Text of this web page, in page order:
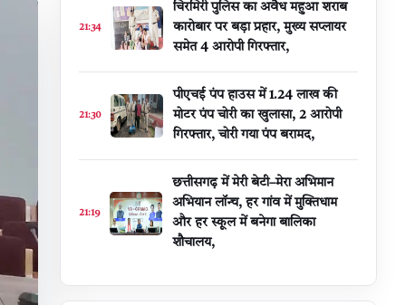
21:34
चिरमिरी पुलिस का अवैध महुआ शराब
कारोबार पर बड़ा प्रहार, मुख्य सप्लायर
समेत 4 आरोपी गिरफ्तार,
21:30
पीएचई पंप हाउस में 1.24 लाख की
मोटर पंप चोरी का खुलासा, 2 आरोपी
गिरफ्तार, चोरी गया पंप बरामद,
21:19
छत्तीसगढ़ में मेरी बेटी–मेरा अभिमान
अभियान लॉन्च, हर गांव में मुक्तिधाम
और हर स्कूल में बनेगा बालिका
शौचालय,